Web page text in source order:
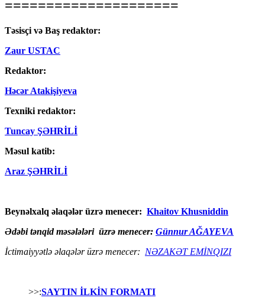
=====================
Təsisçi və Baş redaktor:
Zaur USTAC
Redaktor:
Həcər Atakişiyeva
Texniki redaktor:
Tuncay ŞƏHRİLİ
Məsul katib:
Araz ŞƏHRİLİ
Beynəlxalq əlaqələr üzrə menecer: Khaitov Khusniddin
Ədəbi tənqid məsələləri üzrə menecer: Günnur AĞAYEVA
İctimaiyyətlə əlaqələr üzrə menecer: NƏZAKƏT EMİNQIZI
>>:SAYTIN İLKİN FORMATI